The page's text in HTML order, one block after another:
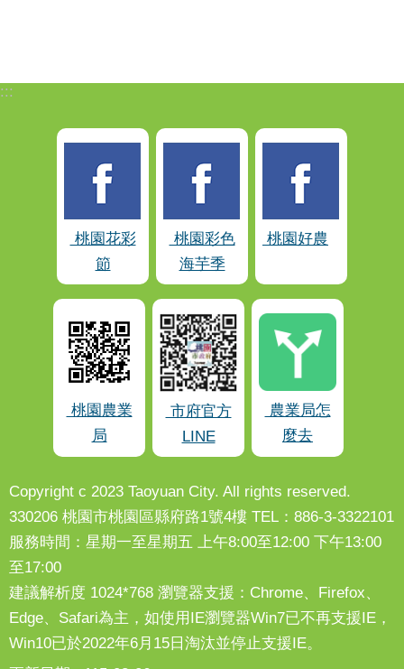
:::
桃園花彩
節
桃園彩色
海芋季
桃園好農
桃園農業
局
市府官方
LINE
農業局怎
麼去
Copyright c 2023 Taoyuan City. All rights reserved.
330206 桃園市桃園區縣府路1號4樓 TEL：886-3-3322101
服務時間：星期一至星期五 上午8:00至12:00 下午13:00
至17:00
建議解析度 1024*768 瀏覽器支援：Chrome、Firefox、
Edge、Safari為主，如使用IE瀏覽器Win7已不再支援IE，
Win10已於2022年6月15日淘汰並停止支援IE。